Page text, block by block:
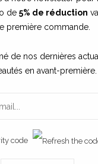
de 5% de réduction
première commande.
de nos dernières
en avant-première.